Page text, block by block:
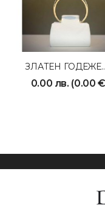
ЗЛАТЕН
0.00 лв. (0.00 €